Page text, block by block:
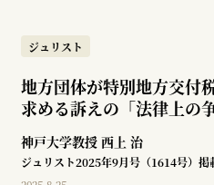
ジュリスト
地方団体が特別地方交付
求める訴えの「法律上の
神戸大学教授 西上 治
ジュリスト2025年9月号（1614号）掲